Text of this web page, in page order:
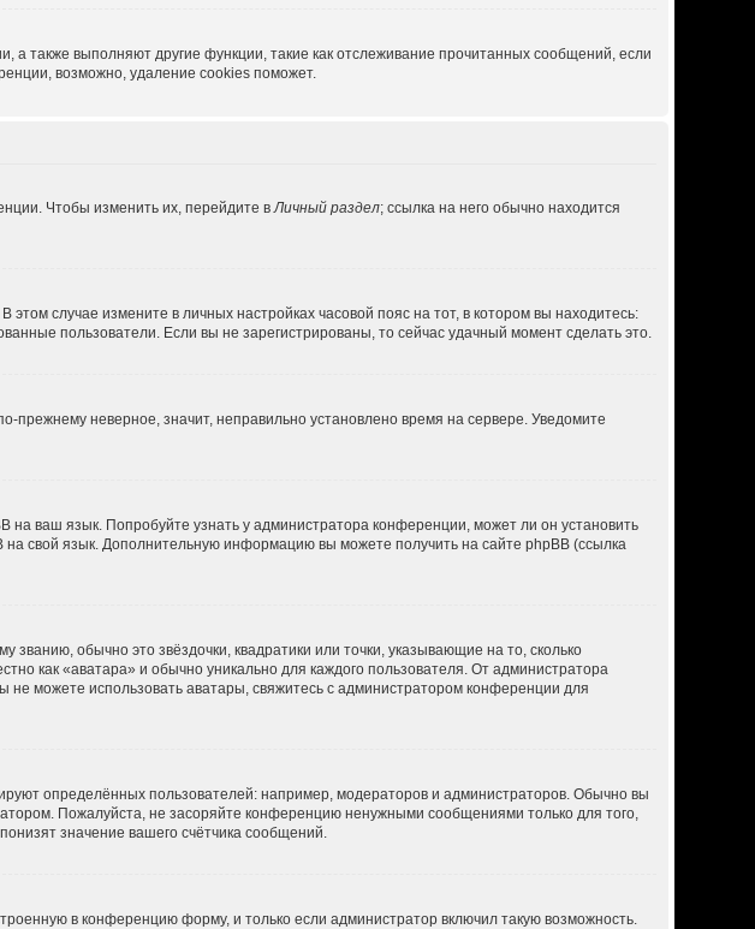
также выполняют другие функции, такие как отслеживание прочитанных сообщений, если
возможно, удаление cookies поможет.
Чтобы изменить их, перейдите вЛичный раздел; ссылка на него обычно находится
случае измените в личных настройках часовой пояс на тот, в котором вы находитесь:
пользователи. Если вы не зарегистрированы, то сейчас удачный момент сделать это.
прежнему неверное, значит, неправильно установлено время на сервере. Уведомите
ваш язык. Попробуйте узнать у администратора конференции, может ли он установить
на свой язык. Дополнительную информацию вы можете получить на сайте phpBB (ссылка
обычно это звёздочки, квадратики или точки, указывающие на то, сколько
как «аватара» и обычно уникально для каждого пользователя. От администратора
не можете использовать аватары, свяжитесь с администратором конференции для
определённых пользователей: например, модераторов и администраторов. Обычно вы
Пожалуйста, не засоряйте конференцию ненужными сообщениями только для того,
значение вашего счётчика сообщений.
в конференцию форму, и только если администратор включил такую возможность.